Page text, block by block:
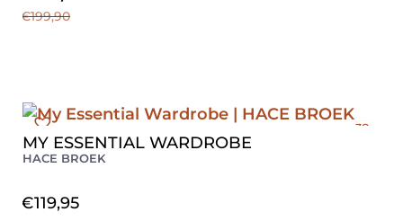
€199,90
MY ESSENTIAL WARDROBE
HACE BROEK
€119,95
38